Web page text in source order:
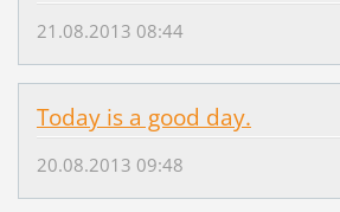
21.08.2013 08:44
Today is a good day.
20.08.2013 09:48